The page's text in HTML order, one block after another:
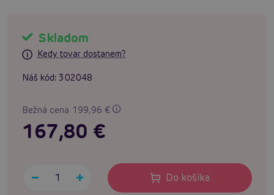
Skladom
Kedy tovar dostanem?
Náš kód: 302048
Bežná cena 199,96 €
167,80 €
Do košíka